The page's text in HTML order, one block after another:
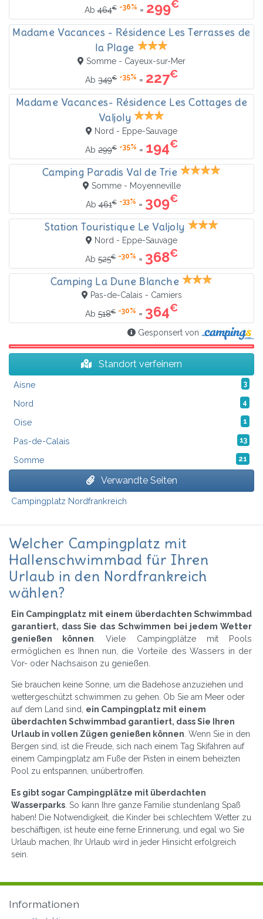
Ab464€ -36% = 299€
Madame Vacances - Résidence Les Terrasses de
la Plage
Somme - Cayeux-sur-Mer
Ab 349€ -35% = 227€
Madame Vacances- Résidence Les Cottages de
Valjoly
Nord - Eppe-Sauvage
Ab 299€ -35% = 194€
Camping Paradis Val de Trie
Somme - Moyenneville
Ab461€ -33% = 309€
Station Touristique Le Valjoly
Nord - Eppe-Sauvage
Ab 525€ -30% = 368€
Camping La Dune Blanche
Pas-de-Calais - Camiers
Ab 518€ -30% = 364€
Gesponsert von
Standort verfeinern
Aisne 3
Nord 4
Oise 1
Pas-de-Calais 13
Somme 21
Verwandte Seiten
Campingplatz Nordfrankreich
Welcher Campingplatz mit
Hallenschwimmbad für Ihren
Urlaub in den Nordfrankreich
wählen?
Ein Campingplatz mit einem überdachten Schwimmbad
garantiert, dass Sie das Schwimmen bei jedem Wetter
genießen können . Viele Campingplätze mit Pools
ermöglichen es Ihnen nun, die Vorteile des Wassers in der
Vor- oder Nachsaison zu genießen.
Sie brauchen keine Sonne, um die Badehose anzuziehen und
wettergeschützt schwimmen zu gehen. Ob Sie am Meer oder
auf dem Land sind, ein Campingplatz mit einem
überdachten Schwimmbad garantiert, dass Sie Ihren
Urlaub in vollen Zügen genießen können . Wenn Sie in den
Bergen sind, ist die Freude, sich nach einem Tag Skifahren auf
einem Campingplatz am Fuße der Pisten in einem beheizten
Pool zu entspannen, unübertroffen.
Es gibt sogar Campingplätze mit überdachten
Wasserparks . So kann Ihre ganze Familie stundenlang Spaß
haben! Die Notwendigkeit, die Kinder bei schlechtem Wetter zu
beschäftigen, ist heute eine ferne Erinnerung, und egal wo Sie
Urlaub machen, Ihr Urlaub wird in jeder Hinsicht erfolgreich
sein.
Informationen